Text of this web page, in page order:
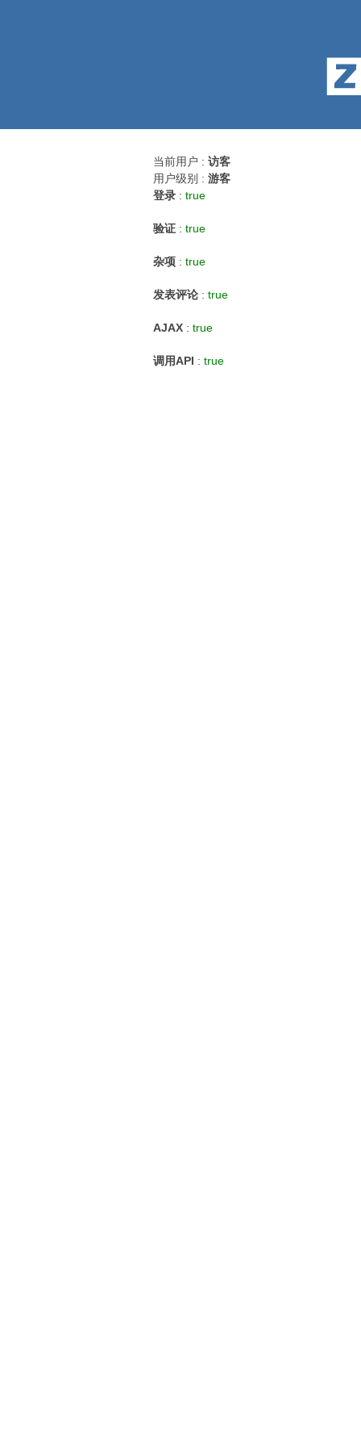
当前用户 : 访客
用户级别 : 游客
登录 : true
验证 : true
杂项 : true
发表评论 : true
AJAX : true
调用API : true